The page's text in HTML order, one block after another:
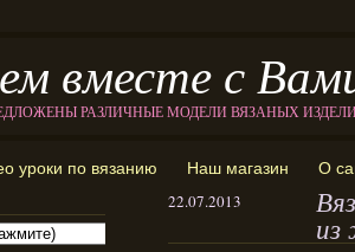
вместе с
РАЗЛИЧНЫЕ МОДЕЛИ ВЯЗАНЫХ
уроки по вязанию Наш магазин О
22.07.2013
из